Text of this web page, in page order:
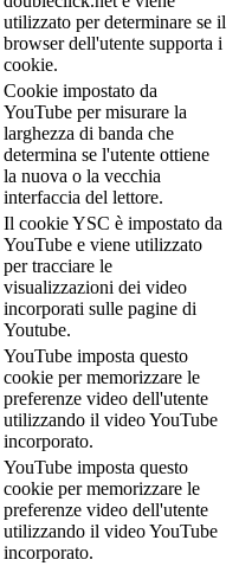
utilizzato per determinare se il
browser dell'utente supporta i
cookie.
Cookie impostato da
YouTube per misurare la
larghezza di banda che
determina se l'utente ottiene
la nuova o la vecchia
interfaccia del lettore.
Il cookie YSC è impostato da
YouTube e viene utilizzato
per tracciare le
visualizzazioni dei video
incorporati sulle pagine di
Youtube.
YouTube imposta questo
cookie per memorizzare le
preferenze video dell'utente
utilizzando il video YouTube
incorporato.
YouTube imposta questo
cookie per memorizzare le
preferenze video dell'utente
utilizzando il video YouTube
incorporato.